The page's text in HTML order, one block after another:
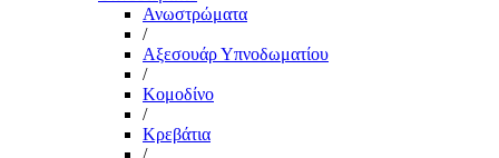
Ανωστρώματα
/
Αξεσουάρ Υπνοδωματίου
/
Κομοδίνο
/
Κρεβάτια
/